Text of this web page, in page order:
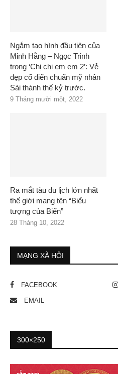
Ngắm tạo hình đầu tiên của
Minh Hằng – Ngọc Trinh
trong ‘Chị chị em em 2’: Vẻ
đẹp cổ điển chuẩn mỹ nhân
Sài thành thế kỷ trước.
9 Tháng mười một, 2022
Ra mắt tàu du lịch lớn nhất
thế giới mang tên “Biểu
tượng của Biển”
28 Tháng 10, 2022
MẠNG XÃ HỘI
FACEBOOK
EMAIL
300×250